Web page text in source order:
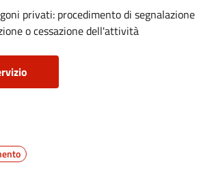
privati: procedimento di segnalazione
o cessazione dell'attività